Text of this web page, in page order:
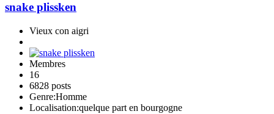
snake plissken
Vieux con aigri
Membres
16
6828 posts
Genre:Homme
Localisation:quelque part en bourgogne